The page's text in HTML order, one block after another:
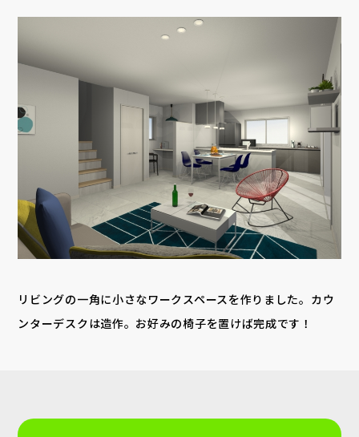
リビングの一角に小さなワークスペースを作りました。カウ
ンターデスクは造作。お好みの椅子を置けば完成です！